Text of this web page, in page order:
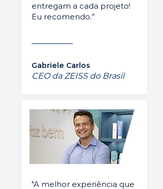
entregam a cada projeto!
Eu recomendo.”
Gabriele Carlos
CEO da ZEISS do Brasil
"A melhor experiência que